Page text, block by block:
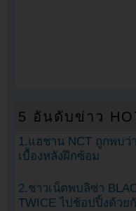
5 อันดับข่าว
1.แฮชาน NCT ถูกพบ
เบื้องหลังฝึกซ้อม
2.ชาวเน็ตพบลิซ่า
TWICE ไปช้อปปิ้งด้วย